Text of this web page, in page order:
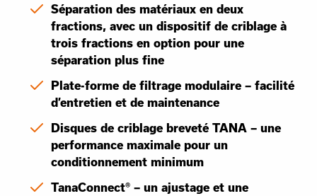
Séparation des matériaux en deux
fractions, avec un dispositif de criblage à
trois fractions en option pour une
séparation plus fine
Plate-forme de filtrage modulaire – facilité
d’entretien et de maintenance
Disques de criblage breveté TANA – une
performance maximale pour un
conditionnement minimum
TanaConnect® – un ajustage et une